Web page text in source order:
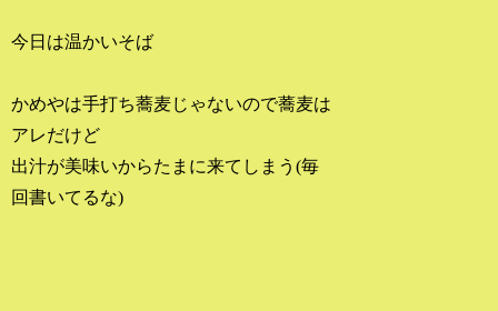
今日は温かいそば
かめやは手打ち蕎麦じゃないので蕎麦は
アレだけど
出汁が美味いからたまに来てしまう(毎
回書いてるな)